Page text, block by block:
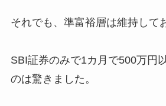
それでも、準富裕層は維持して
SBI証券のみで1カ月で500万円
のは驚きました。